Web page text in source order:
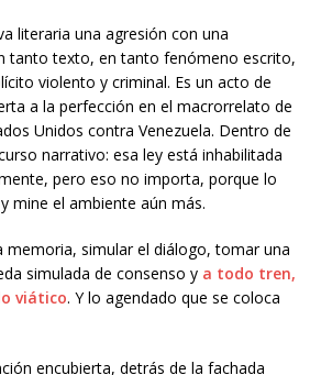
literaria una agresión con una
tanto texto, en tanto fenómeno escrito,
violento y criminal. Es un acto de
a la perfección en el macrorrelato de
Unidos contra Venezuela. Dentro de
narrativo: esa ley está inhabilitada
pero eso no importa, porque lo
mine el ambiente aún más.
memoria, simular el diálogo, tomar una
simulada de consenso y a todo tren,
viático. Y lo agendado que se coloca
encubierta, detrás de la fachada